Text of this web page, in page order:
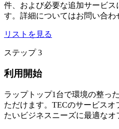
件、および必要な追加サービス
す。詳細についてはお問い合わ
リストを見る
ステップ 3
利用開始
ラップトップ1台で環境の整っ
ただけます。TECのサービス
たいビジネスニーズに最適なオ